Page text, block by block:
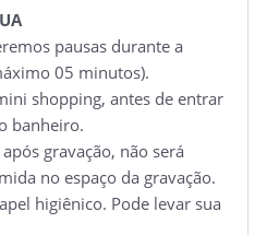
pausas durante a
05 minutos).
shopping, antes de entrar
banheiro.
gravação, não será
no espaço da gravação.
higiênico. Pode levar sua